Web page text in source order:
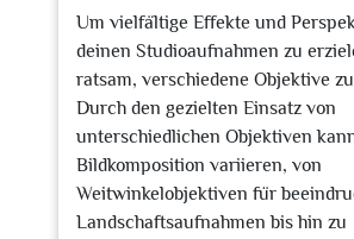
Um vielfältige Effekte und
deinen Studioaufnahmen zu
ratsam, verschiedene Objektive
Durch den gezielten Einsatz von
unterschiedlichen Objektiven
Bildkomposition variieren, von
Weitwinkelobjektiven für
Landschaftsaufnahmen bis hin zu